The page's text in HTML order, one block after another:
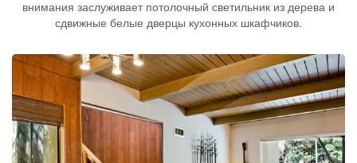
внимания заслуживает потолочный светильник из дерева и
сдвижные белые дверцы кухонных шкафчиков.